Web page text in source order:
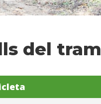
del tram